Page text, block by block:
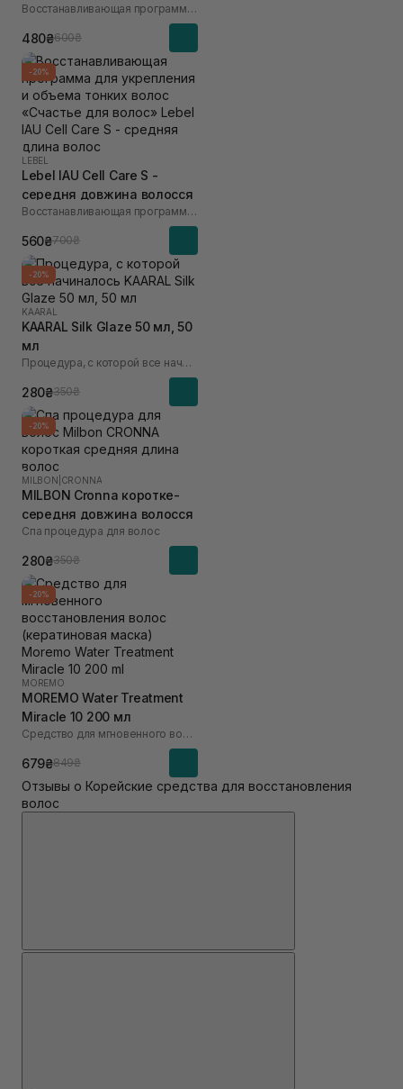
Восстанавливающая программа для разглаживания пористых волос «Счастье для волос»
480₴600₴
-20%
LEBEL
Lebel IAU Cell Care S -
середня довжина волосся
Восстанавливающая программа для укрепления и объема тонких волос «Счастье для волос»
560₴700₴
-20%
KAARAL
KAARAL Silk Glaze 50 мл, 50
мл
Процедура, с которой все начиналось
280₴350₴
-20%
MILBON CRONNA
MILBON Cronna коротке-
середня довжина волосся
Спа процедура для волос
280₴350₴
-20%
MOREMO
MOREMO Water Treatment
Miracle 10 200 мл
Средство для мгновенного восстановления волос (кератиновая маска)
679₴849₴
Отзывы о Корейские средства для восстановления
волос